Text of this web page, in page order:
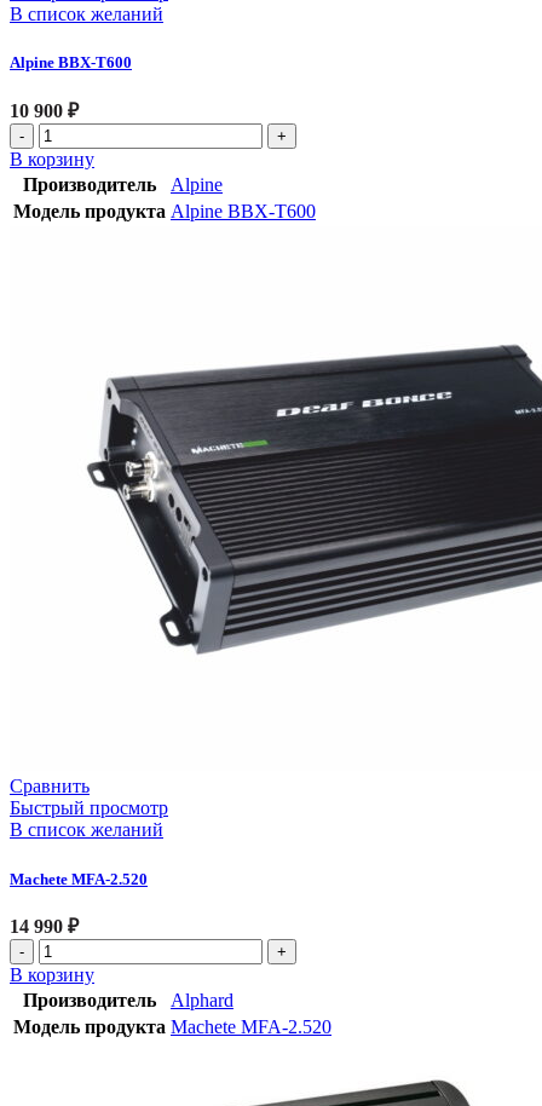
В список желаний
Alpine BBX-T600
10 900 ₽
В корзину
Производитель
Alpine
Модель продукта Alpine BBX-T600
Сравнить
Быстрый просмотр
В список желаний
Machete MFA-2.520
14 990 ₽
В корзину
Производитель
Alphard
Модель продукта Machete MFA-2.520